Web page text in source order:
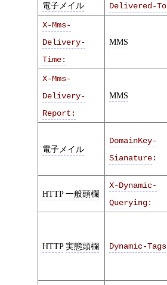
電子メイル
Delivered-To
X-Mms-
Delivery-
Time:
MMS
X-Mms-
Delivery-
Report:
MMS
電子メイル
DomainKey-
Sianature:
HTTP 一般頭欄
X-Dynamic-
Querying:
HTTP 実態頭欄 Dynamic-Tags